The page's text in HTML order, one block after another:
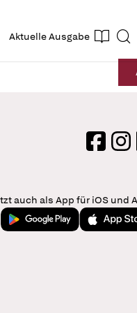
Aktuelle Ausgabe Suche
login
Facebook
auch als App für iOS und
Jetzt bei Google Play
Laden im